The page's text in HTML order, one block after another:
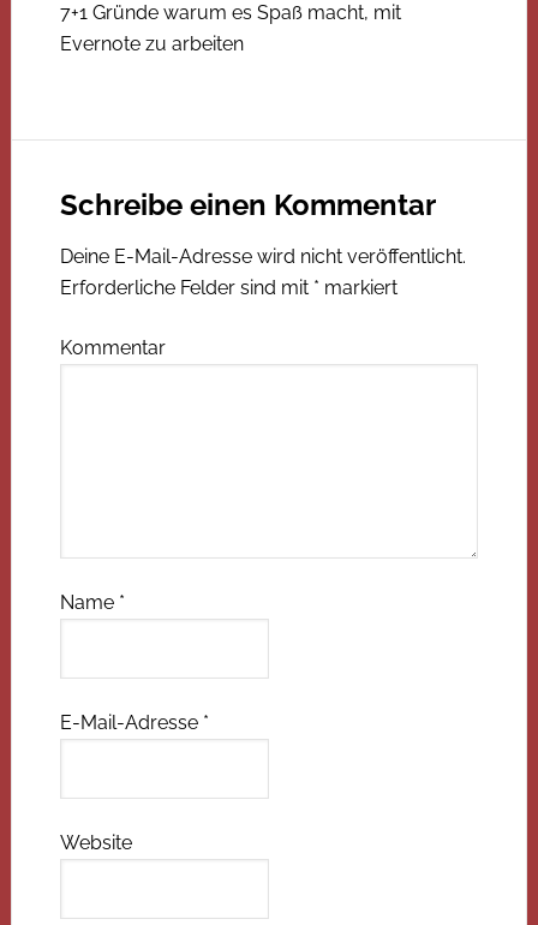
7+1 Gründe warum es Spaß macht, mit
Evernote zu arbeiten
Schreibe einen Kommentar
Deine E-Mail-Adresse wird nicht veröffentlicht.
Erforderliche Felder sind mit * markiert
Kommentar
Name *
E-Mail-Adresse *
Website